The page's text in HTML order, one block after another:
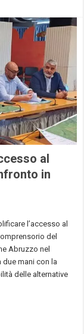
al
in
l’accesso al
del
Abruzzo nel
mani con la
delle alternative